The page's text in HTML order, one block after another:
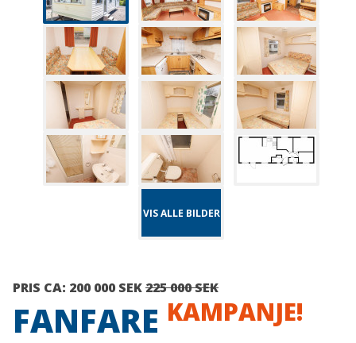
VIS ALLE BILDER
PRIS CA: 200 000 SEK225 000 SEK
FANFARE KAMPANJE!